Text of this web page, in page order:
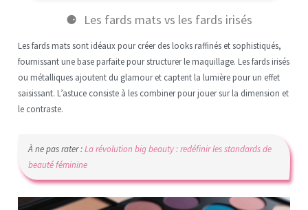
Les fards mats vs les fards irisés
Les fards mats sont idéaux pour créer des looks raffinés et sophistiqués,
fournissant une base parfaite pour structurer le maquillage. Les fards irisés
ou métalliques ajoutent du glamour et captent la lumière pour un effet
saisissant. L’astuce consiste à les combiner pour jouer sur la dimension et
le contraste.
À ne pas rater :La révolution big beauty : redéfinir les standards de
beauté féminine